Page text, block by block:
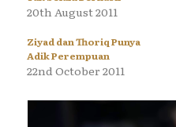
20th August 2011
Ziyad dan Thoriq Punya
Adik Perempuan
22nd October 2011